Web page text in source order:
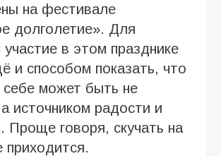
на фестивале
долголетие». Для
участие в этом празднике
и способом показать, что
себе может быть не
источником радости и
Проще говоря, скучать на
приходится.